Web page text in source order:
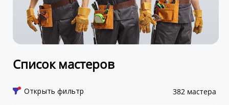
Список мастеров
Открыть фильтр 382 мастера